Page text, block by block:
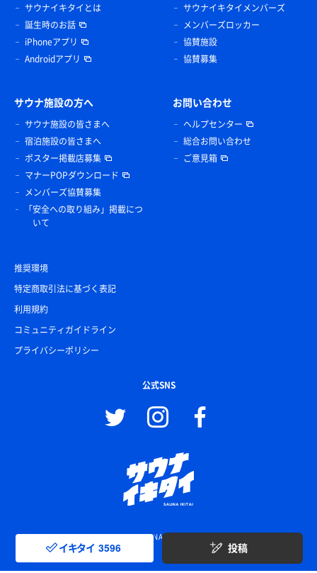
イキタイ 3596 投稿
サウナイキタイとは
誕生時のお話
iPhoneアプリ
Androidアプリ
サウナイキタイメンバーズ
メンバーズロッカー
協賛施設
協賛募集
サウナ施設の方へ
サウナ施設の皆さまへ
宿泊施設の皆さまへ
ポスター掲載店募集
マナーPOPダウンロード
メンバーズ協賛募集
「安全への取り組み」掲載につ
いて
お問い合わせ
ヘルプセンター
総合お問い合わせ
ご意見箱
推奨環境
特定商取引法に基づく表記
利用規約
コミュニティガイドライン
プライバシーポリシー
公式SNS
© SAUNA IKITAI